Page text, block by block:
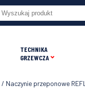
TECHNIKA
GRZEWCZA
/ Naczynie przeponowe